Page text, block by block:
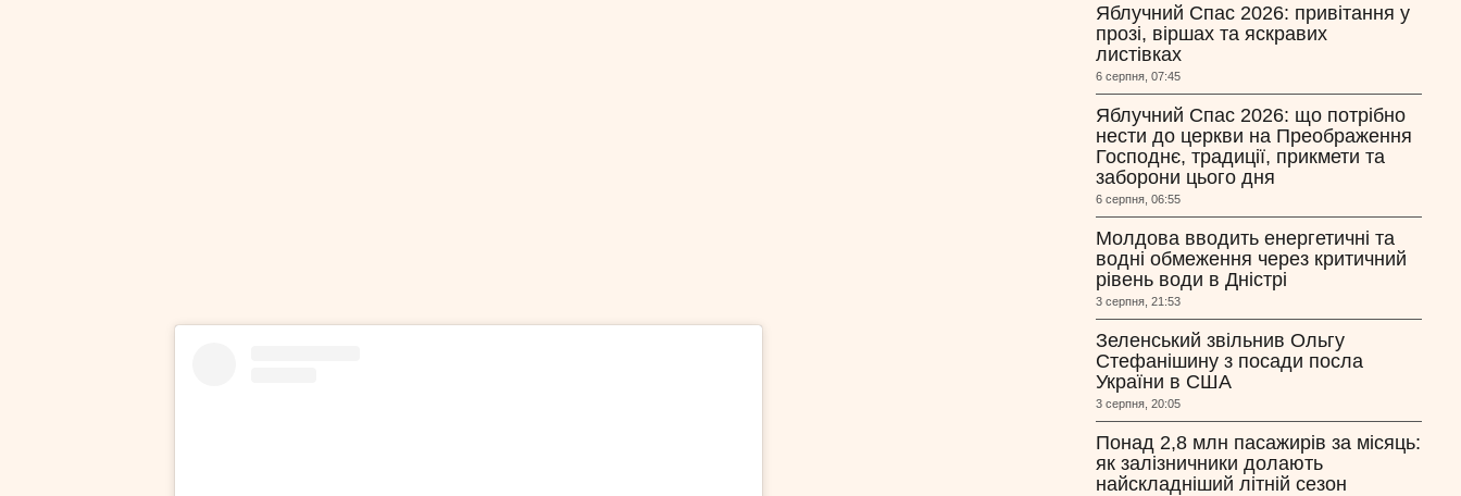
Яблучний Спас 2026: привітання у
прозі, віршах та яскравих
листівках
6 серпня, 07:45
Яблучний Спас 2026: що потрібно
нести до церкви на Преображення
Господнє, традиції, прикмети та
заборони цього дня
6 серпня, 06:55
Молдова вводить енергетичні та
водні обмеження через критичний
рівень води в Дністрі
3 серпня, 21:53
Зеленський звільнив Ольгу
Стефанішину з посади посла
України в США
3 серпня, 20:05
Понад 2,8 млн пасажирів за місяць:
як залізничники долають
найскладніший літній сезон